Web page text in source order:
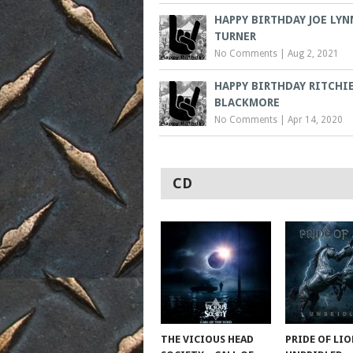
HAPPY BIRTHDAY JOE
TURNER
No Comments Aug 2, 2021
HAPPY BIRTHDAY
BLACKMORE
No Comments Apr 14, 2020
CD
THE VICIOUS HEAD
PRIDE OF